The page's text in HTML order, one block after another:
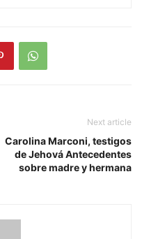
Next article
Carolina Marconi, testigos
de Jehová Antecedentes
sobre madre y hermana